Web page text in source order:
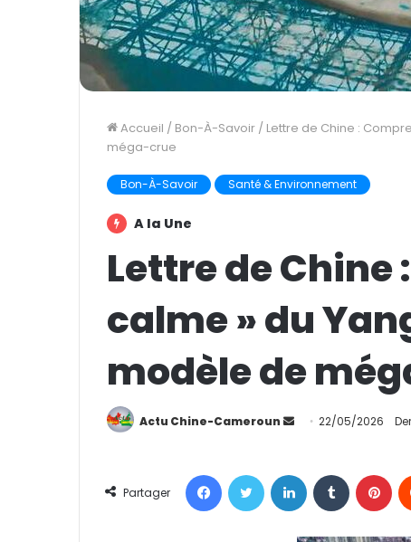
Accueil / Bon-À-Savoir / Lettre de Chine :
méga-crue
Bon-À-Savoir Santé & Environnement
A la Une
Lettre de Chine
calme » du
modèle de
Actu Chine-Cameroun
y
22/05/2026
Partager